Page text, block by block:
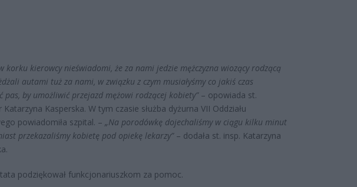
korku kierowcy nieświadomi, że za nami jedzie mężczyzna wiozący rodzącą
autami tuż za nami, w związku z czym musiałyśmy co jakiś czas
pas, by umożliwić przejazd mężowi rodzącej kobiety”– opowiada st.
Katarzyna Kasperska. W tym czasie służba dyżurna VII Oddziału
powiadomiła szpital. – „Na porodówkę dojechaliśmy w ciągu kilku minut
przekazaliśmy kobietę pod opiekę lekarzy”– dodała st. insp. Katarzyna
tata podziękował funkcjonariuszkom za pomoc.